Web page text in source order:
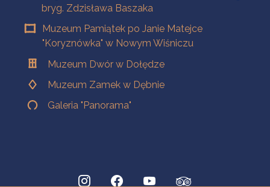
bryg. Zdzisława Baszaka
Muzeum Pamiątek po Janie Matejce
"Koryznówka" w Nowym Wiśniczu
Muzeum Dwór w Dołędze
Muzeum Zamek w Dębnie
Galeria "Panorama"